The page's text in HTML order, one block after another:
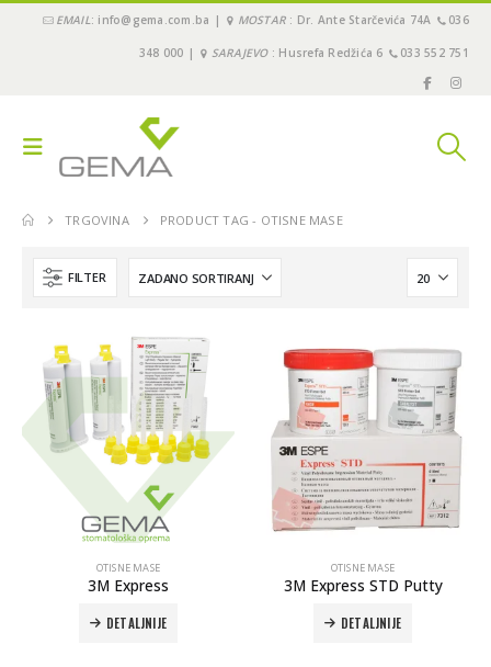
EMAIL: info@gema.com.ba | MOSTAR : Dr. Ante Starčevića 74A 036
348 000 | SARAJEVO: Husrefa Redžića 6 033 552 751
TRGOVINA PRODUCT TAG - OTISNE MASE
FILTER
OTISNE MASE
3M Express
DETALJNIJE
OTISNE MASE
3M Express STD Putty
DETALJNIJE